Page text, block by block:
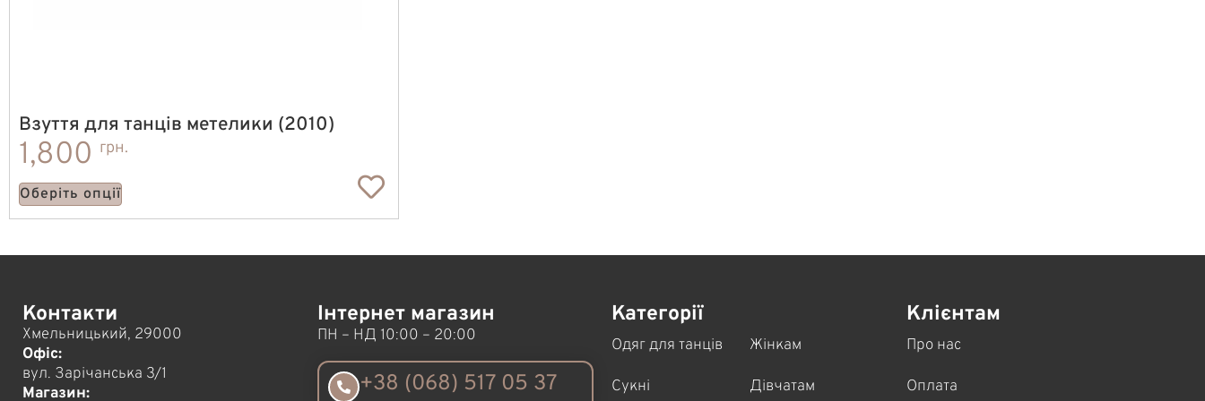
Взуття для танців метелики (2010)
1,800 грн.
Оберіть опції
Контакти
Хмельницький, 29000
Офіс:
вул. Зарічанська 3/1
Магазин:
Інтернет магазин
ПН – НД 10:00 – 20:00
+38 (068) 517 05 37
Категорії
Одяг для танців
Сукні
Жінкам
Дівчатам
Клієнтам
Про нас
Оплата